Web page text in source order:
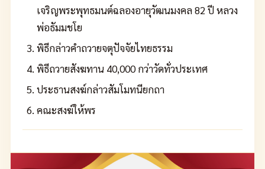
เจริญพระพุทธมนต์ฉลองอายุวัฒนมงคล 82 ปี หลวง
พ่อธัมมชโย
พิธีกล่าวคำถวายจตุปัจจัยไทยธรรม
พิธีถวายสังฆทาน 40,000 กว่าวัดทั่วประเทศ
ประธานสงฆ์กล่าวสัมโมทนียกถา
คณะสงฆ์ให้พร